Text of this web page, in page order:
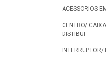
ACESSORIOS
CENTRO/
DISTIBUI